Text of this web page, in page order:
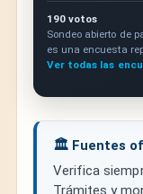
190 votos
Sondeo abierto de
es una encuesta
Ver todas las
🏛️ Fuentes
Verifica
Trámites y